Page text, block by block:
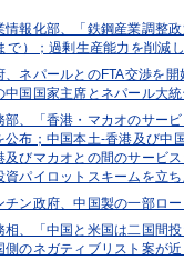
情報化部、「鉄鋼産業調整
で）；過剰生産能力を削減
、ネパールとのFTA交渉を
中国国家主席とネパール大
部、「香港・マカオのサー
公布；中国本土-香港及び中
及びマカオとの間のサービ
資パイロットスキームを立
チン政府、中国製の一部ロ
相、「中国と米国は二国間
側のネガティブリスト案が